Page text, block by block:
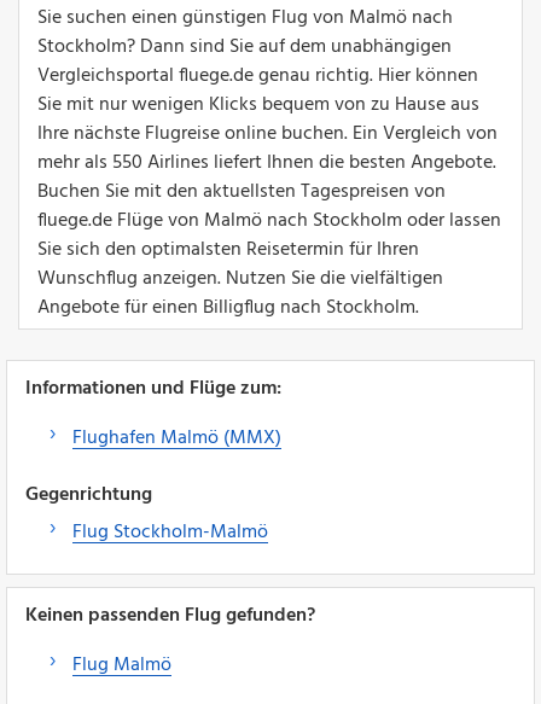
Sie suchen einen günstigen Flug von Malmö nach
Stockholm? Dann sind Sie auf dem unabhängigen
Vergleichsportal fluege.de genau richtig. Hier können
Sie mit nur wenigen Klicks bequem von zu Hause aus
Ihre nächste Flugreise online buchen. Ein Vergleich von
mehr als 550 Airlines liefert Ihnen die besten Angebote.
Buchen Sie mit den aktuellsten Tagespreisen von
fluege.de Flüge von Malmö nach Stockholm oder lassen
Sie sich den optimalsten Reisetermin für Ihren
Wunschflug anzeigen. Nutzen Sie die vielfältigen
Angebote für einen Billigflug nach Stockholm.
Informationen und Flüge zum:
Flughafen Malmö (MMX)
Gegenrichtung
Flug Stockholm-Malmö
Keinen passenden Flug gefunden?
Flug Malmö